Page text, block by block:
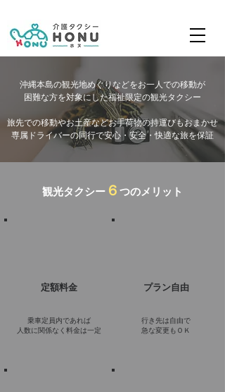
沖縄本島の観光地めぐりなどをお一人での移動が
困難な方を対象にした福祉限定の観光タクシー
​旅先での移動やお土産などお手荷物の持運びもおまかせ
専属ドライバーの同行で安心・安全・快適な旅を保証
観光タクシー ６ つのメリット
定額料金
乗車定員内であれば
人数に関係なく 料金は一定
プラン自由
行き先は自由で
急な変更もＯＫ